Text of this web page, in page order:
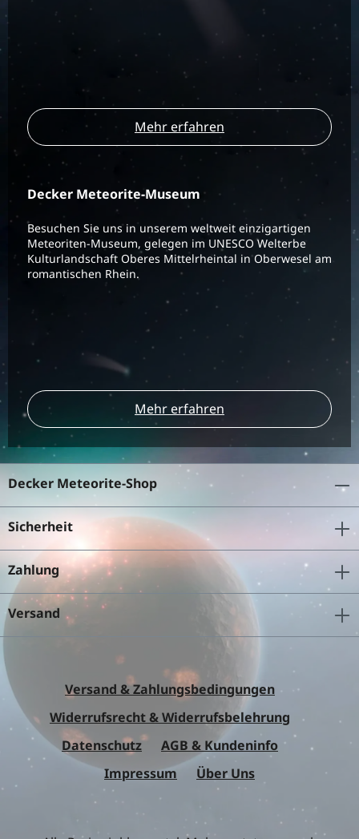
Mehr erfahren
Decker Meteorite-Museum
Besuchen Sie uns in unserem weltweit einzigartigen
Meteoriten-Museum, gelegen im UNESCO Welterbe
Kulturlandschaft Oberes Mittelrheintal in Oberwesel am
romantischen Rhein.
Mehr erfahren
Decker Meteorite-Shop
Sicherheit
Zahlung
Versand
Versand & Zahlungsbedingungen
Widerrufsrecht & Widerrufsbelehrung
Datenschutz
AGB & Kundeninfo
Impressum
Über Uns